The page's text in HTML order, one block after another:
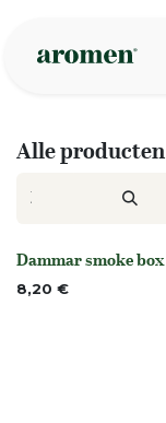
Alle producten
None
Dammar smoke box
8,20 €